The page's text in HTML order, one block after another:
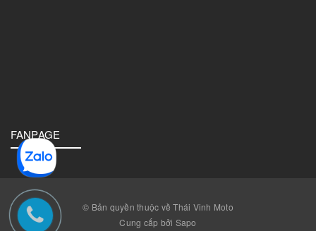
FANPAGE
© Bản quyền thuộc về Thái Vinh Moto
Cung cấp bởi Sapo